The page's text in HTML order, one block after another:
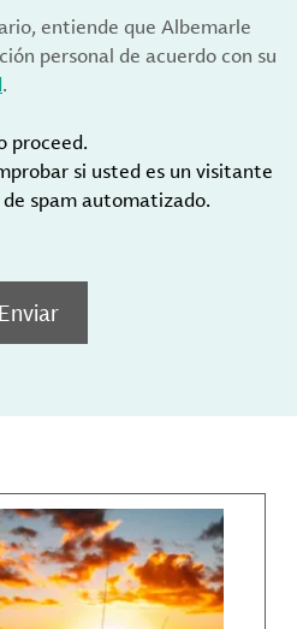
entiende que Albemarle
personal de acuerdo con su
.
proceed.
si usted es un visitante
spam automatizado.
Enviar